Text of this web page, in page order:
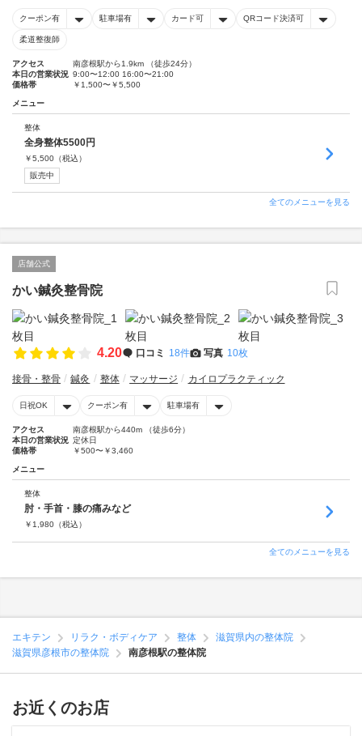
クーポン有 駐車場有 カード可 QRコード決済可
柔道整復師
アクセス
南彦根駅から1.9km （徒歩24分）
本日の営業状況 9:00〜12:00 16:00〜21:00
価格帯
￥1,500〜￥5,500
メニュー
整体
全身整体5500円
￥5,500 （税込）
販売中
全てのメニューを見る
店舗公式
かい鍼灸整骨院
4.20 口コミ 18件 写真 10枚
接骨・整骨 鍼灸 整体 マッサージ カイロプラクティック
日祝OK クーポン有 駐車場有
アクセス
南彦根駅から440m （徒歩6分）
本日の営業状況 定休日
価格帯
￥500〜￥3,460
メニュー
整体
肘・手首・膝の痛みなど
￥ 1,980 （税込）
全てのメニューを見る
エキテン リラク・ボディケア 整体
滋賀県内の整体院
滋賀県彦根市の整体院
南彦根駅の整体院
お近くのお店